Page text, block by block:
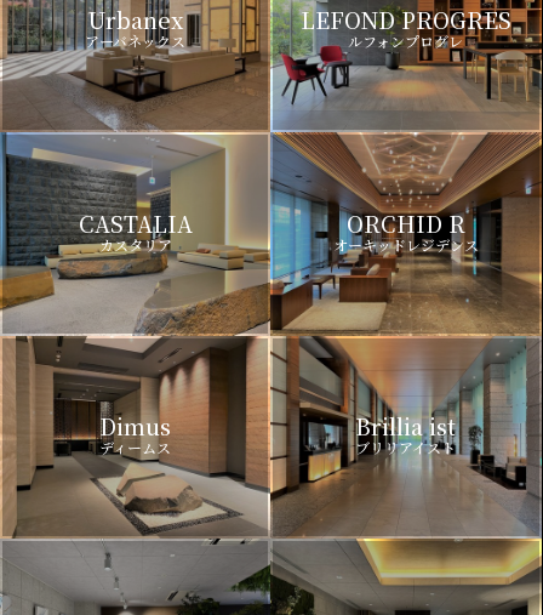
Urbanex
アーバネックス
LEFOND PROGRES
ルフォンプログレ
CASTALIA
カスタリア
ORCHID R
オーキッドレジデンス
Dimus
ディームス
Brillia ist
ブリリアイスト